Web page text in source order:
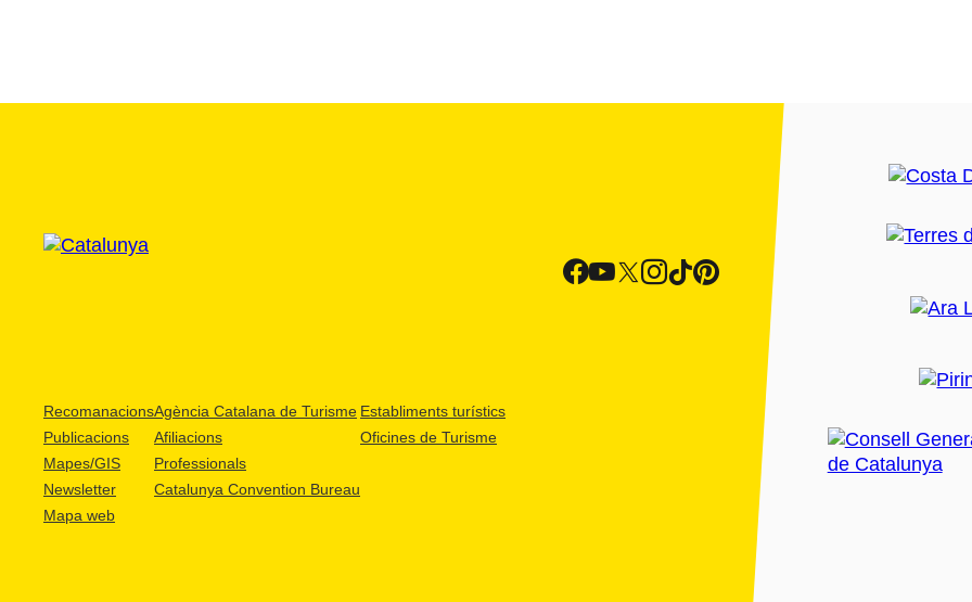
Recomanacions
Publicacions
Mapes/GIS
Newsletter
Mapa web
Agència Catalana de Turisme
Afiliacions
Professionals
Catalunya Convention Bureau
Establiments turístics
Oficines de Turisme